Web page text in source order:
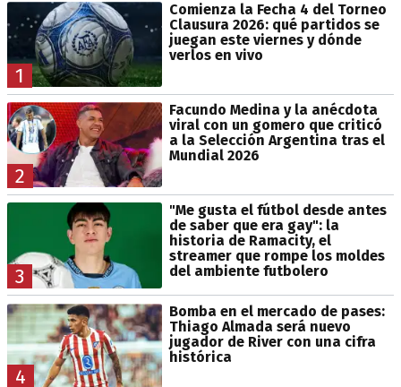
1
Comienza la Fecha 4 del Torneo
Clausura 2026: qué partidos se
juegan este viernes y dónde
verlos en vivo
2
Facundo Medina y la anécdota
viral con un gomero que criticó
a la Selección Argentina tras el
Mundial 2026
3
"Me gusta el fútbol desde antes
de saber que era gay": la
historia de Ramacity, el
streamer que rompe los moldes
del ambiente futbolero
4
Bomba en el mercado de pases:
Thiago Almada será nuevo
jugador de River con una cifra
histórica